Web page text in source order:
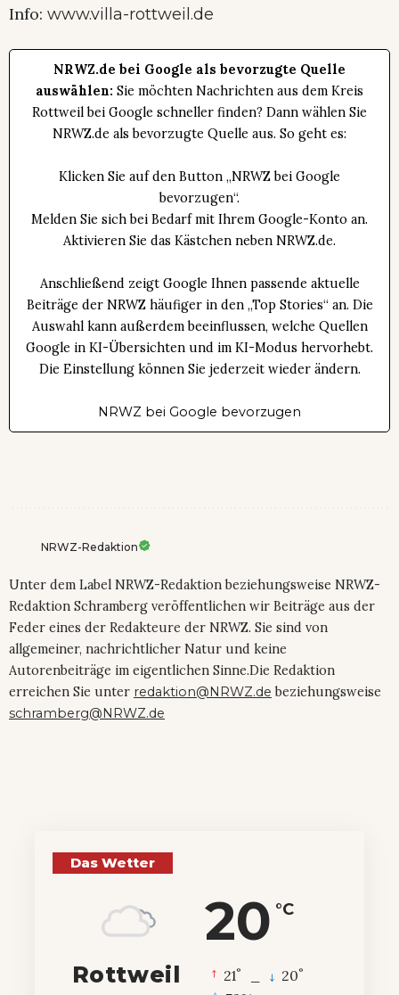
Info: www.villa-rottweil.de
NRWZ.de bei Google als bevorzugte Quelle
auswählen: Sie möchten Nachrichten aus dem Kreis
Rottweil bei Google schneller finden? Dann wählen Sie
NRWZ.de als bevorzugte Quelle aus. So geht es:
Klicken Sie auf den Button „NRWZ bei Google
bevorzugen“.
Melden Sie sich bei Bedarf mit Ihrem Google-Konto an.
Aktivieren Sie das Kästchen neben NRWZ.de.
Anschließend zeigt Google Ihnen passende aktuelle
Beiträge der NRWZ häufiger in den „Top Stories“ an. Die
Auswahl kann außerdem beeinflussen, welche Quellen
Google in KI-Übersichten und im KI-Modus hervorhebt.
Die Einstellung können Sie jederzeit wieder ändern.
NRWZ bei Google bevorzugen
NRWZ-Redaktion
Unter dem Label NRWZ-Redaktion beziehungsweise NRWZ-
Redaktion Schramberg veröffentlichen wir Beiträge aus der
Feder eines der Redakteure der NRWZ. Sie sind von
allgemeiner, nachrichtlicher Natur und keine
Autorenbeiträge im eigentlichen Sinne.Die Redaktion
erreichen Sie unter redaktion@NRWZ.de beziehungsweise
schramberg@NRWZ.de
Das Wetter
20 °C
Rottweil 21° 20°